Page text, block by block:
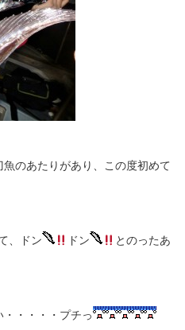
のあたりがあり、この度初めて
、ドン ドン とのったあ
・・・・プチっ